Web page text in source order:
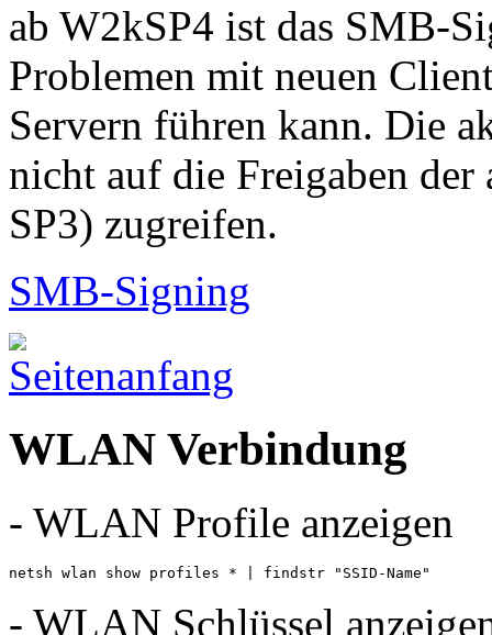
ab W2kSP4 ist das SMB-
Problemen mit neuen
Servern führen kann. Die
nicht auf die Freigaben
SP3) zugreifen.
SMB-Signing
WLAN Verbindung
- WLAN Profile anzeigen
netsh wlan show profiles * | findstr "SSID-Name"
- WLAN Schlüssel